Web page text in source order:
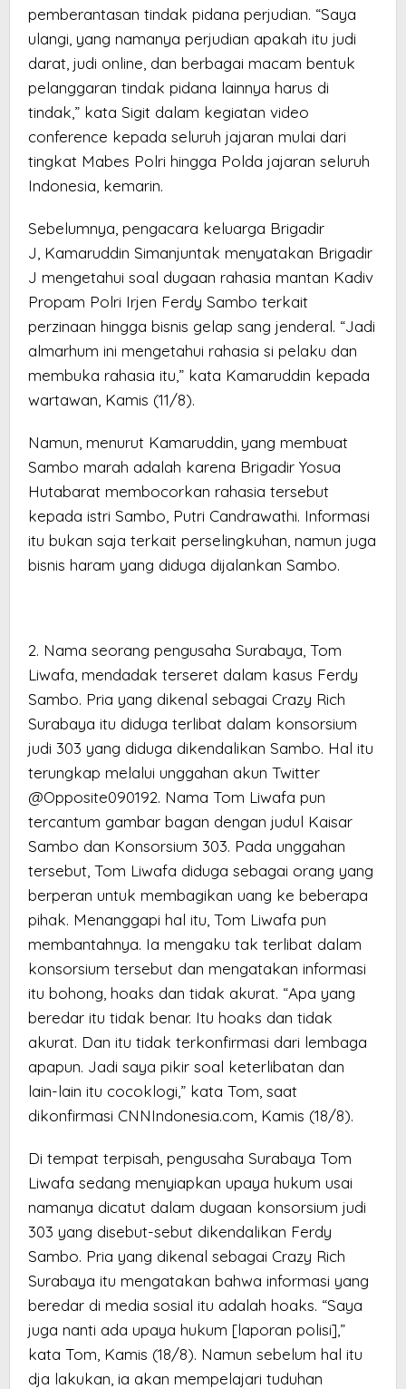
pemberantasan tindak pidana perjudian. “Saya
ulangi, yang namanya perjudian apakah itu judi
darat, judi online, dan berbagai macam bentuk
pelanggaran tindak pidana lainnya harus di
tindak,” kata Sigit dalam kegiatan video
conference kepada seluruh jajaran mulai dari
tingkat Mabes Polri hingga Polda jajaran seluruh
Indonesia, kemarin.
Sebelumnya, pengacara keluarga Brigadir
J, Kamaruddin Simanjuntak menyatakan Brigadir
J mengetahui soal dugaan rahasia mantan Kadiv
Propam Polri Irjen Ferdy Sambo terkait
perzinaan hingga bisnis gelap sang jenderal. “Jadi
almarhum ini mengetahui rahasia si pelaku dan
membuka rahasia itu,” kata Kamaruddin kepada
wartawan, Kamis (11/8).
Namun, menurut Kamaruddin, yang membuat
Sambo marah adalah karena Brigadir Yosua
Hutabarat membocorkan rahasia tersebut
kepada istri Sambo, Putri Candrawathi. Informasi
itu bukan saja terkait perselingkuhan, namun juga
bisnis haram yang diduga dijalankan Sambo.
2. Nama seorang pengusaha Surabaya, Tom
Liwafa, mendadak terseret dalam kasus Ferdy
Sambo. Pria yang dikenal sebagai Crazy Rich
Surabaya itu diduga terlibat dalam konsorsium
judi 303 yang diduga dikendalikan Sambo. Hal itu
terungkap melalui unggahan akun Twitter
@Opposite090192. Nama Tom Liwafa pun
tercantum gambar bagan dengan judul Kaisar
Sambo dan Konsorsium 303. Pada unggahan
tersebut, Tom Liwafa diduga sebagai orang yang
berperan untuk membagikan uang ke beberapa
pihak. Menanggapi hal itu, Tom Liwafa pun
membantahnya. Ia mengaku tak terlibat dalam
konsorsium tersebut dan mengatakan informasi
itu bohong, hoaks dan tidak akurat. “Apa yang
beredar itu tidak benar. Itu hoaks dan tidak
akurat. Dan itu tidak terkonfirmasi dari lembaga
apapun. Jadi saya pikir soal keterlibatan dan
lain-lain itu cocoklogi,” kata Tom, saat
dikonfirmasi CNNIndonesia.com, Kamis (18/8).
Di tempat terpisah, pengusaha Surabaya Tom
Liwafa sedang menyiapkan upaya hukum usai
namanya dicatut dalam dugaan konsorsium judi
303 yang disebut-sebut dikendalikan Ferdy
Sambo. Pria yang dikenal sebagai Crazy Rich
Surabaya itu mengatakan bahwa informasi yang
beredar di media sosial itu adalah hoaks. “Saya
juga nanti ada upaya hukum [laporan polisi],”
kata Tom, Kamis (18/8). Namun sebelum hal itu
dja lakukan, ia akan mempelajari tuduhan